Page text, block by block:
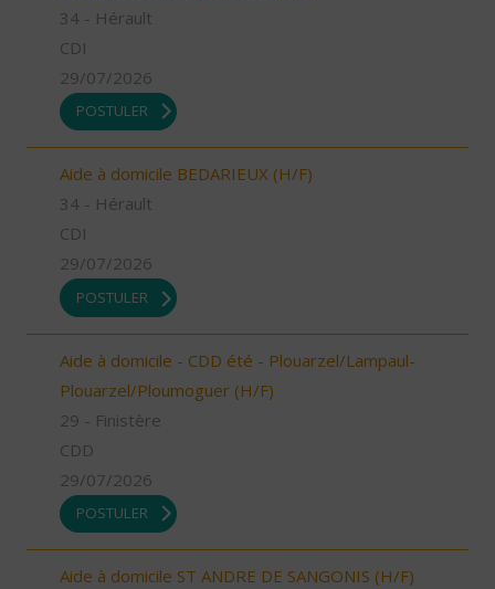
34 - Hérault
CDI
29/07/2026
POSTULER
Aide à domicile BEDARIEUX (H/F)
34 - Hérault
CDI
29/07/2026
POSTULER
Aide à domicile - CDD été - Plouarzel/Lampaul-
Plouarzel/Ploumoguer (H/F)
29 - Finistère
CDD
29/07/2026
POSTULER
Aide à domicile ST ANDRE DE SANGONIS (H/F)